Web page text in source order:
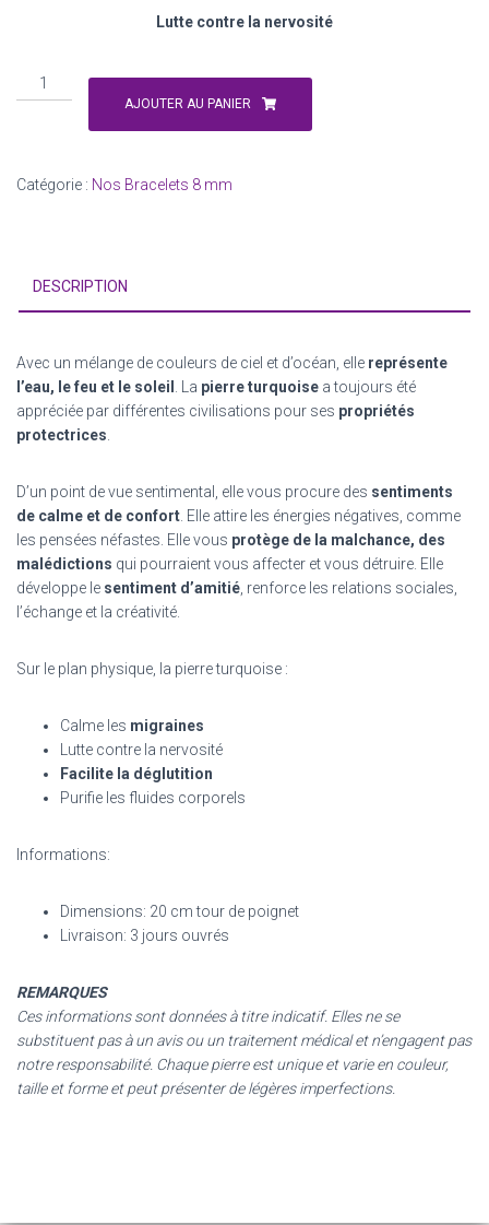
Lutte contre la nervosité
quantité
de
Turquoise
AJOUTER AU PANIER
Catégorie : Nos Bracelets 8 mm
DESCRIPTION
Avec un mélange de couleurs de ciel et d’océan, elle représente
l’eau, le feu et le soleil
. La pierre turquoise a toujours été
appréciée par différentes civilisations pour ses propriétés
protectrices
D’un point de vue sentimental, elle vous procure des sentiments
de calme et de confort . Elle attire les énergies négatives, comme
les pensées néfastes. Elle vous protège de la malchance, des
malédictions qui pourraient vous affecter et vous détruire. Elle
développe le sentiment d’amitié , renforce les relations sociales,
l’échange et la créativité.
Sur le plan physique, la pierre turquoise :
Calme les migraines
Lutte contre la nervosité
Facilite la déglutition
Purifie les fluides corporels
Informations:
Dimensions: 20 cm tour de poignet
Livraison: 3 jours ouvrés
REMARQUES
Ces informations sont données à titre indicatif. Elles ne se
substituent pas à un avis ou un traitement médical et n’engagent pas
notre responsabilité. Chaque pierre est unique et varie en couleur,
taille et forme et peut présenter de légères imperfections.